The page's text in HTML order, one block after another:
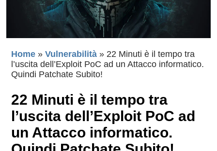
Home » Vulnerabilità » 22 Minuti è il tempo tra
l’uscita dell’Exploit PoC ad un Attacco informatico.
Quindi Patchate Subito!
22 Minuti è il tempo tra
l’uscita dell’Exploit PoC ad
un Attacco informatico.